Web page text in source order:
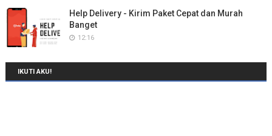
Help Delivery - Kirim Paket Cepat dan Murah
Banget
12:16
IKUTI AKU!